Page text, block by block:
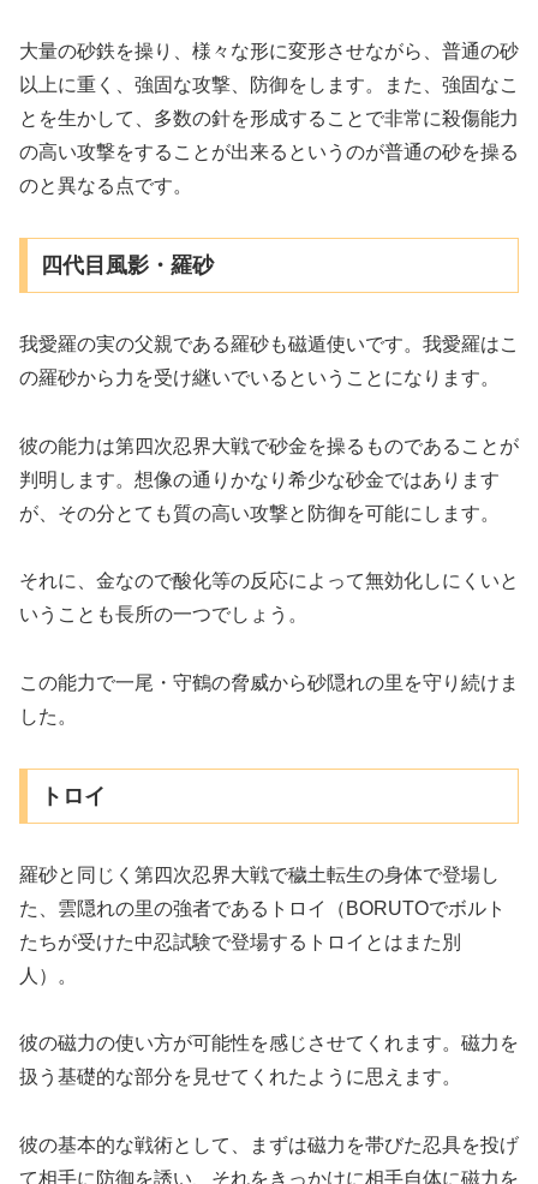
大量の砂鉄を操り、様々な形に変形させながら、普通の砂
以上に重く、強固な攻撃、防御をします。また、強固なこ
とを生かして、多数の針を形成することで非常に殺傷能力
の高い攻撃をすることが出来るというのが普通の砂を操る
のと異なる点です。
四代目風影・羅砂
我愛羅の実の父親である羅砂も磁遁使いです。我愛羅はこ
の羅砂から力を受け継いでいるということになります。
彼の能力は第四次忍界大戦で砂金を操るものであることが
判明します。想像の通りかなり希少な砂金ではあります
が、その分とても質の高い攻撃と防御を可能にします。
それに、金なので酸化等の反応によって無効化しにくいと
いうことも長所の一つでしょう。
この能力で一尾・守鶴の脅威から砂隠れの里を守り続けま
した。
トロイ
羅砂と同じく第四次忍界大戦で穢土転生の身体で登場し
た、雲隠れの里の強者であるトロイ（BORUTOでボルト
たちが受けた中忍試験で登場するトロイとはまた別
人）。
彼の磁力の使い方が可能性を感じさせてくれます。磁力を
扱う基礎的な部分を見せてくれたように思えます。
彼の基本的な戦術として、まずは磁力を帯びた忍具を投げ
て相手に防御を誘い、それをきっかけに相手自体に磁力を